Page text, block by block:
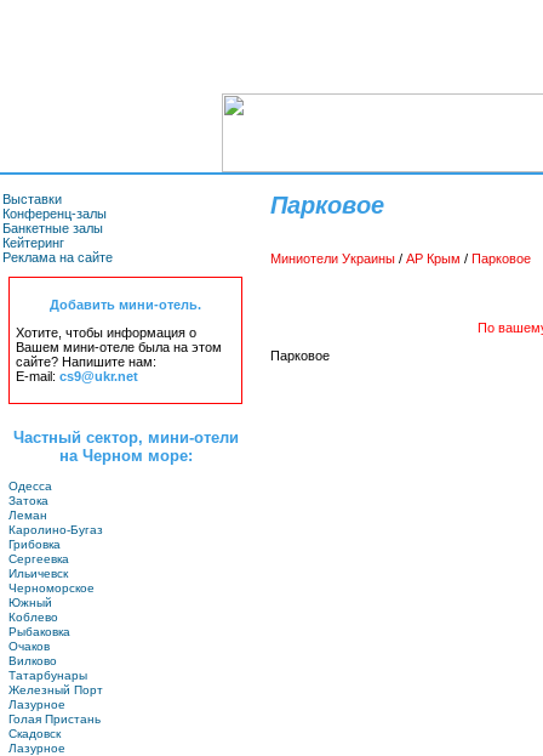
Выставки
Конференц-залы
Банкетные залы
Кейтеринг
Реклама на сайте
Добавить мини-отель.
Хотите, чтобы информация о
Вашем мини-отеле была на этом
сайте? Напишите нам:
E-mail: cs9@ukr.net
Частный сектор, мини-отели
на Черном море:
Одесса
Затока
Леман
Каролино-Бугаз
Грибовка
Сергеевка
Ильичевск
Черноморское
Южный
Коблево
Рыбаковка
Очаков
Вилково
Татарбунары
Железный Порт
Лазурное
Голая Пристань
Скадовск
Лазурное
Парковое
Миниотели Украины / АР Крым / Парковое
По
Парковое